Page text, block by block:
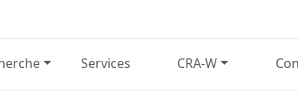
Services CRA-W